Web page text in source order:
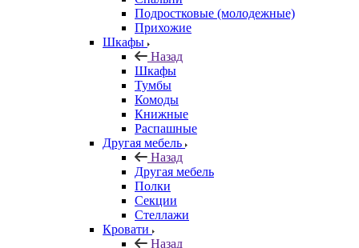
Подростковые (молодежные)
Прихожие
Шкафы
Назад
Шкафы
Тумбы
Комоды
Книжные
Распашные
Другая мебель
Назад
Другая мебель
Полки
Секции
Стеллажи
Кровати
Назад